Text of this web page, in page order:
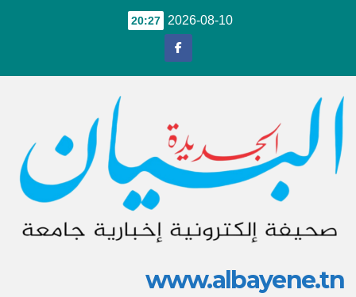
2026-08-10
20:27
www.albayene.tn